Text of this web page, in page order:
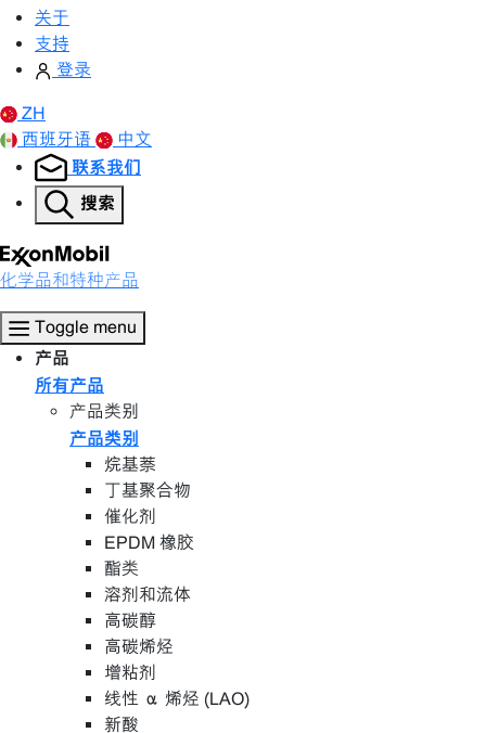
关于
支持
登录
ZH
西班牙语
中文
联系我们
搜索
化学品和特种产品
Toggle menu
产品
所有产品
产品类别
产品类别
烷基萘
丁基聚合物
催化剂
EPDM 橡胶
酯类
溶剂和流体
高碳醇
高碳烯烃
增粘剂
线性 α 烯烃 (LAO)
新酸